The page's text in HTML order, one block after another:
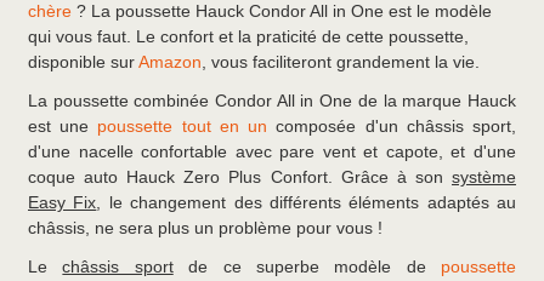
chère ? La poussette Hauck Condor All in One est le modèle
qui vous faut. Le confort et la praticité de cette poussette,
disponible surAmazon , vous faciliteront grandement la vie.
La poussette combinée Condor All in One de la marque Hauck
est une poussette tout en un composée d'un châssis sport,
d'une nacelle confortable avec pare vent et capote, et d'une
coque auto Hauck Zero Plus Confort. Grâce à son système
Easy Fix , le changement des différents éléments adaptés au
châssis, ne sera plus un problème pour vous !
Lechâssis sportde ce superbe modèle de poussette